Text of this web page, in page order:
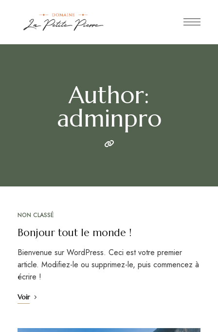
Author:
adminpro
NON CLASSÉ
Bonjour tout le monde !
Bienvenue sur WordPress. Ceci est votre premier
article. Modifiez-le ou supprimez-le, puis commencez à
écrire !
Voir